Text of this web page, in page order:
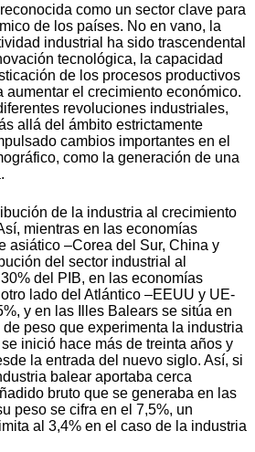
como un sector clave para
de los países. No en vano, la
industrial ha sido trascendental
tecnológica, la capacidad
de los procesos productivos
aumentar el crecimiento económico.
revoluciones industriales,
allá del ámbito estrictamente
cambios importantes en el
como la generación de una
de la industria al crecimiento
mientras en las economías
asiático –Corea del Sur, China y
del sector industrial al
del PIB, en las economías
lado del Atlántico –EEUU y UE-
y en las Illes Balears se sitúa en
peso que experimenta la industria
inició hace más de treinta años y
la entrada del nuevo siglo. Así, si
balear aportaba cerca
bruto que se generaba en las
peso se cifra en el 7,5%, un
al 3,4% en el caso de la industria